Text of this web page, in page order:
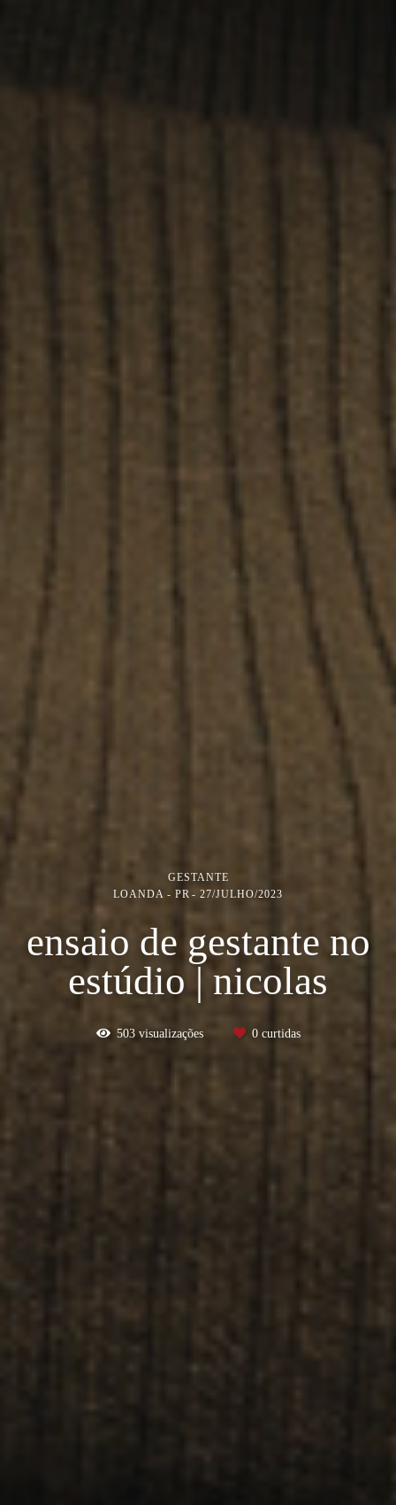
GESTANTE
LOANDA - PR
27/JULHO/2023
ensaio de gestante no
estúdio | nicolas
503visualizações 0curtidas